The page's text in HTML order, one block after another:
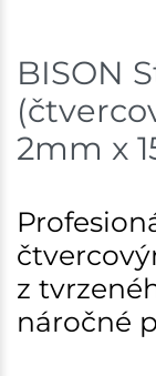
Skladem na
Mohelnice
Skladem na
Nové Město
Skladem na
Velká Bíteš
BISON
2mm x
z
náročné